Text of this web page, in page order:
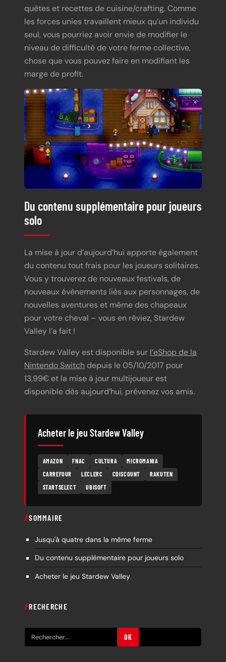
quêtes et recettes de cuisine/crafting. Comme
les forces unies travaillent mieux qu’un individu
seul, vous pourriez avoir envie de modifier le
niveau de difficulté de votre ferme collective,
chose que vous pouvez faire en modifiant les
marge de profit.
Du contenu supplémentaire pour joueurs
solo
La mise à jour d’aujourd’hui apporte également
du contenu tout frais pour les joueurs solitaires.
Vous y trouverez de nouveaux festivals, de
nouveaux évènements liés aux personnages, de
nouvelles aventures et même des chapeaux
pour votre cheval – vous en rêviez, Stardew
Valley l’a fait !
Stardew Valley est disponible sur l’eShop de la
Nintendo Switch depuis le 05/10/2017 pour
13,99€ et la mise à jour multijoueur est
disponible dès aujourd’hui, prévenez vos amis.
Acheter le jeu Stardew Valley
AMAZON FNAC CULTURA
MICROMANIA
CARREFOUR
LECLERC CDISCOUNT
RAKUTEN
STARTSELECT
UBISOFT
SOMMAIRE
Jusqu'à quatre dans la même ferme
Du contenu supplémentaire pour joueurs solo
Acheter le jeu Stardew Valley
RECHERCHE
e
OK